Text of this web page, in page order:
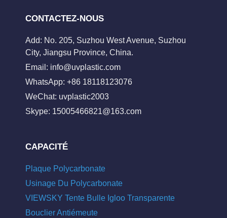
CONTACTEZ-NOUS
Add: No. 205, Suzhou West Avenue, Suzhou
City, Jiangsu Province, China.
Email: info@uvplastic.com
WhatsApp: +86 18118123076
WeChat: uvplastic2003
Skype: 15005466821@163.com
CAPACITÉ
Plaque Polycarbonate
Usinage Du Polycarbonate
VIEWSKY Tente Bulle Igloo Transparente
Bouclier Antiémeute